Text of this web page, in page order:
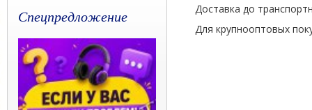
Спецпредложение
Доставка до
Для крупнооптовых